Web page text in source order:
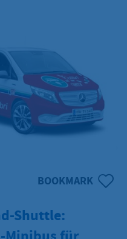
BOOKMARK
Shuttle: